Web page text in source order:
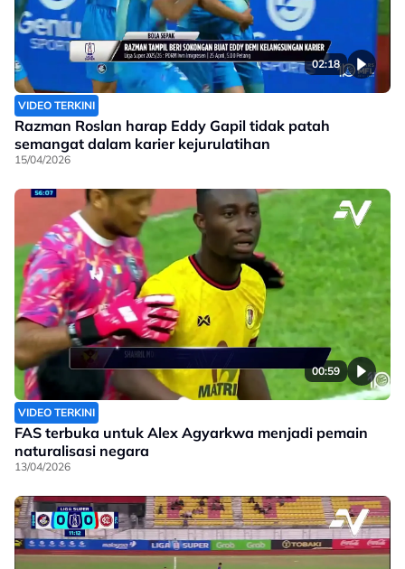
02:18
VIDEO TERKINI
Razman Roslan harap Eddy Gapil tidak patah
semangat dalam karier kejurulatihan
15/04/2026
00:59
VIDEO TERKINI
FAS terbuka untuk Alex Agyarkwa menjadi pemain
naturalisasi negara
13/04/2026